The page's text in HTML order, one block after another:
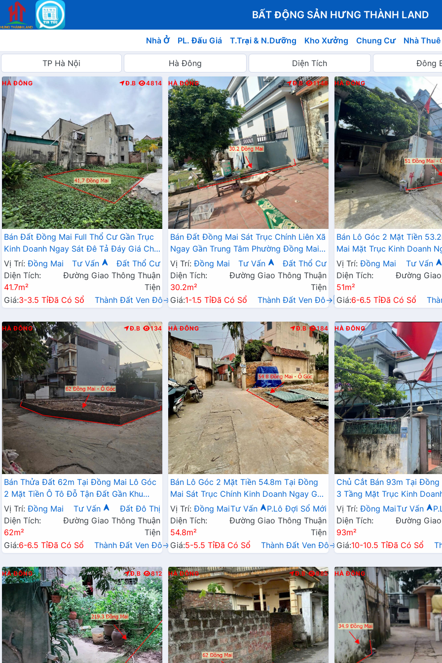
BẤT ĐỘNG SẢN HƯNG THÀNH LAND
Nhà Ở PL. Đấu Giá T.Trại & N.Dưỡng Kho Xưởng Chung Cư Nhà Thuê
HÀ ĐÔNG Đ.B 4814
Bán Đất Đồng Mai Full Thổ Cư Gần Trục
Kinh Doanh Ngay Sát Đê Tả Đáy Giá Chỉ
Vài Tỷ
Vị Trí: Đồng Mai Tư Vấn
Đất Thổ Cư
Diện Tích:
41.7m²
Đường Giao Thông Thuận
Tiện
Giá:3-3.5 TỉĐã Có Sổ Thành Đất Ven Đô→
HÀ ĐÔNG Đ.B 1148
Bán Đất Đồng Mai Sát Trục Chính Liên Xã
Ngay Gần Trung Tâm Phường Đồng Mai
Giá Chỉ Hơn Tỷ
Vị Trí: Đồng Mai Tư Vấn
Đất Thổ Cư
Diện Tích:
30.2m²
Đường Giao Thông Thuận
Tiện
Giá:1-1.5 TỉĐã Có Sổ Thành Đất Ven Đô→
HÀ ĐÔNG
Bán Lô Góc 2 Mặt Tiền
Mai Mặt Trục Kinh Doanh
QL6A Đang Triển Khai Mở
Vị Trí: Đồng Mai Tư Vấn
Diện Tích:
51m²
Đường
Giá:6-6.5 TỉĐã Có Sổ
HÀ ĐÔNG Đ.B 134
Bán Thửa Đất 62m Tại Đồng Mai Lô Góc
2 Mặt Tiền Ô Tô Đỗ Tận Đất Gần Khu
Dịch Vụ Sinh Thái Đồng Mai
Vị Trí: Đồng Mai Tư Vấn
Đất Đô Thị
Diện Tích:
62m²
Đường Giao Thông Thuận
Tiện
Giá:6-6.5 TỉĐã Có Sổ Thành Đất Ven Đô→
HÀ ĐÔNG Đ.B 184
Bán Lô Góc 2 Mặt Tiền 54.8m Tại Đồng
Mai Sát Trục Chính Kinh Doanh Ngay Gần
Khu Dịch Vụ Sinh Thái Đồng Mai
Vị Trí: Đồng MaiTư Vấn
P.Lô Đợi Sổ Mới
Diện Tích:
54.8m²
Đường Giao Thông Thuận
Tiện
Giá:5-5.5 TỉĐã Có Sổ Thành Đất Ven Đô→
HÀ ĐÔNG
Chủ Cắt Bán 93m Tại Đồng
3 Tầng Mặt Trục Kinh
Cách Bến Xe Yên Nghĩa Chỉ
Vị Trí: Đồng MaiTư Vấn
Diện Tích:
93m²
Đường
Giá:10-10.5 TỉĐã Có Sổ
HÀ ĐÔNG Đ.B 812 HÀ ĐÔNG Đ.B 885 HÀ ĐÔNG